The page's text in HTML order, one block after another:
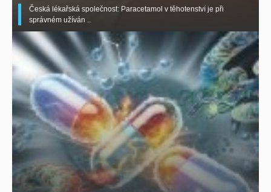
Česká lékařská společnost: Paracetamol v těhotenství je při
správném užíván ..